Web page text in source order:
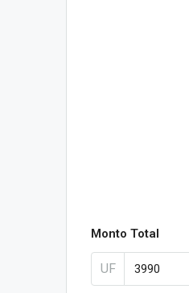
Monto Total
UF